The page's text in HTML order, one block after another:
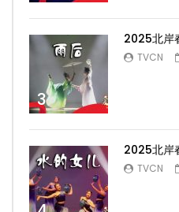
3
2025北岸
TVCN
2025北岸
TVCN